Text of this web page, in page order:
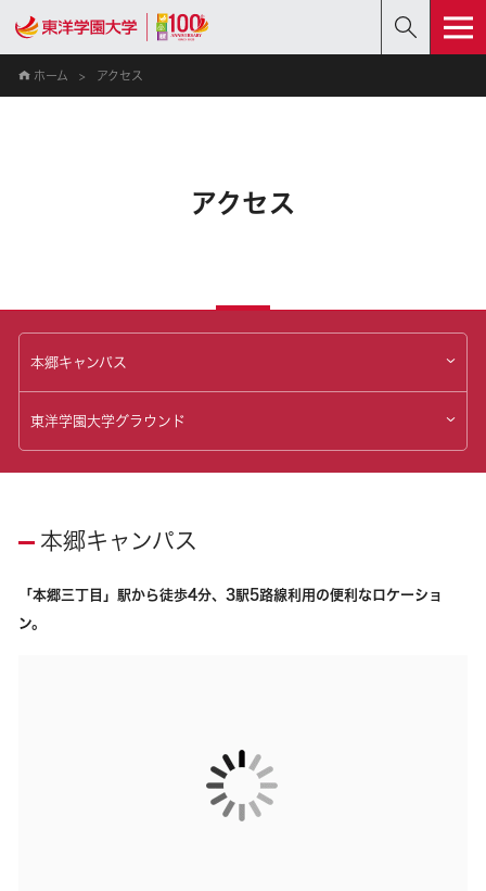
ホーム アクセス
アクセス
本郷キャンパス
東洋学園大学グラウンド
本郷キャンパス
「本郷三丁目」駅から徒歩4分、3駅5路線利用の便利なロケーショ
ン。